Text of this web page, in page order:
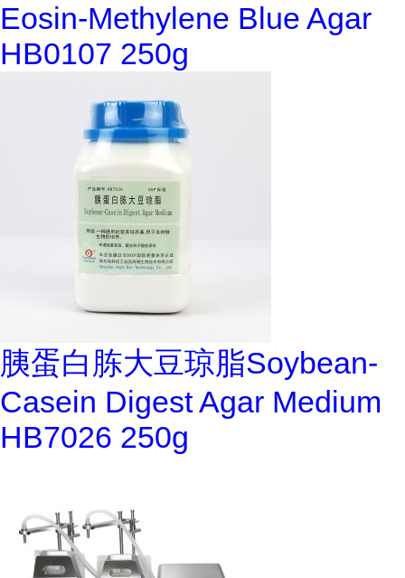
Eosin-Methylene Blue Agar
HB0107 250g
胰蛋白胨大豆琼脂Soybean-
Casein Digest Agar Medium
HB7026 250g